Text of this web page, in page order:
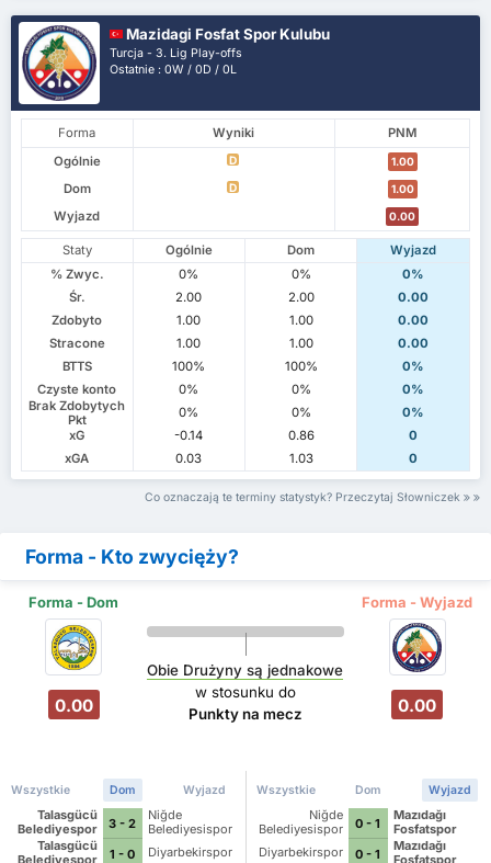
Mazidagi Fosfat Spor Kulubu
Turcja - 3. Lig Play-offs
Ostatnie : 0W / 0D / 0L
Forma Wyniki
PNM
Ogólnie
D 1.00
Dom D 1.00
Wyjazd 0.00
Staty Ogólnie Dom
Wyjazd
% Zwyc.
0% 0%
0%
Śr.
2.00 2.00
0.00
Zdobyto
1.00 1.00
0.00
Stracone
1.00 1.00
0.00
BTTS
100% 100%
0%
Czyste konto
0% 0%
0%
Brak Zdobytych
Pkt
0% 0%
0%
xG
-0.14 0.86
0
xGA
0.03 1.03 0
Co oznaczają te terminy statystyk? Przeczytaj Słowniczek
Forma - Kto zwycięży?
Forma - Dom Forma - Wyjazd
0.00
Obie Drużyny są jednakowe
w stosunku do
Punkty na mecz
0.00
Wszystkie Dom Wyjazd
Talasgücü
Belediyespor
3 - 2
Niğde
Belediyesispor
Talasgücü
1 - 0 Diyarbekirspor
Wszystkie Dom Wyjazd
Niğde
Belediyesispor
0 - 1
Mazıdağı
Fosfatspor
Diyarbekirspor
0 - 1
Mazıdağı